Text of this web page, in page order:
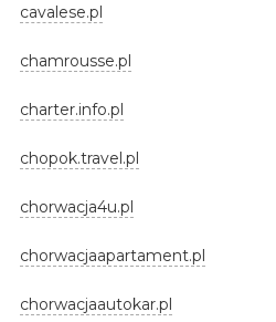
cavalese.pl
chamrousse.pl
charter.info.pl
chopok.travel.pl
chorwacja4u.pl
chorwacjaapartament.pl
chorwacjaautokar.pl